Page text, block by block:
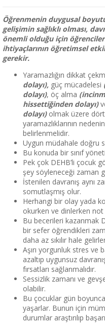
Öğrenmenin duygusal
gelişimin sağlıklı olması,
önemli olduğu için
ihtiyaçlarının öğretimsel
gerekir.
Yaramazlığın dikkat
dolayı), güç mücadelesi
dolayı), öç alma
hissettiğinden dolayı)
dolayı)olmak üzere dört
yaramazlıklarının
belirlenmelidir.
Uygun müdahale doğru
Bu konuda bir sınıf
Pek çok DEHB’li çocuk
şey söyleneceği zaman
İstenilen davranış aynı
somutlaşmış olur.
Herhangi bir olay yada
okurken ve dinlerken not
Bu becerileri kazanmak
bir sefer öğrendikleri
daha az sıkılır hale
Aşırı yorgunluk stres ve
azaltıp uygunsuz
fırsatları sağlanmalıdır.
Sessizlik zamanı ve
olabilir.
Bu çocuklar gün boyunca
yaşarlar. Bunun için
durumlar araştırılıp